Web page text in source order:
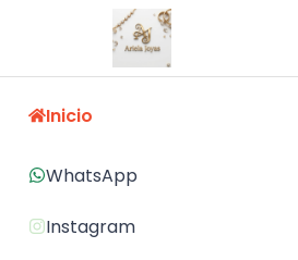
Inicio
WhatsApp
Instagram